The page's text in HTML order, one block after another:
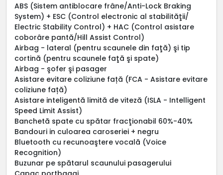
ABS (Sistem antiblocare frâne/Anti-Lock Braking
System) + ESC (Control electronic al stabilităţii/
Electric Stability Control) + HAC (Control asistare
coborâre pantă/Hill Assist Control)
Airbag - lateral (pentru scaunele din faţă) şi tip
cortină (pentru scaunele faţă şi spate)
Airbag - şofer şi pasager
Asistare evitare coliziune față (FCA - Asistare evitare
coliziune față)
Asistare inteligentă limită de viteză (ISLA - Intelligent
Speed Limit Assist)
Banchetă spate cu spătar fracţionabil 60%-40%
Bandouri in culoarea caroseriei + negru
Bluetooth cu recunoaştere vocală (Voice
Recognition)
Buzunar pe spătarul scaunului pasagerului